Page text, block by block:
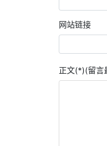
网站链接
正文(*)(留言